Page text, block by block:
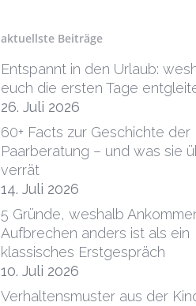
aktuellste Beiträge
Entspannt in den Urlaub:
euch die ersten Tage
26. Juli 2026
60+ Facts zur Geschichte der
Paarberatung – und was sie
verrät
14. Juli 2026
5 Gründe, weshalb
Aufbrechen anders ist als ein
klassisches Erstgespräch
10. Juli 2026
Verhaltensmuster aus der